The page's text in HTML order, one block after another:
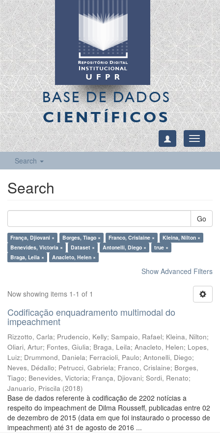
BASE DE DADOS
CIENTÍFICOS
Toggle
Search
Search
Go
França, Djiovani × Borges, Tiago × Franco, Crislaine ×
Kleina, Nilton ×
Benevides, Victoria ×
Dataset × Antonelli, Diego ×
true ×
Braga, Leila ×
Anacleto, Helen ×
Show Advanced Filters
Now showing items 1-1 of 1
Codificação enquadramento multimodal do
impeachment
Rizzotto, Carla; Prudencio, Kelly; Sampaio, Rafael; Kleina, Nilton;
Oliari, Artur; Fontes, Giulia; Braga, Leila; Anacleto, Helen; Lopes,
Luiz; Drummond, Daniela; Ferracioli, Paulo; Antonelli, Diego;
Neves, Dédallo; Petrucci, Gabriela; Franco, Crislaine; Borges,
Tiago; Benevides, Victoria; França, Djiovani; Sordi, Renato;
Januario, Priscila (2018)
Base de dados referente à codificação de 2202 notícias a
respeito do impeachment de Dilma Rousseff, publicadas entre 02
de dezembro de 2015 (data em que foi instaurado o processo de
impeachment) até 31 de agosto de 2016 ...